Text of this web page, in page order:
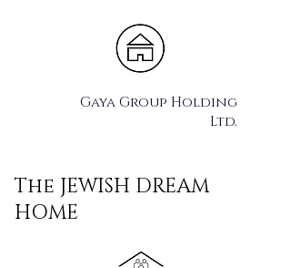
Gaya Group Holding
Ltd.
The JEWISH DREAM
HOME